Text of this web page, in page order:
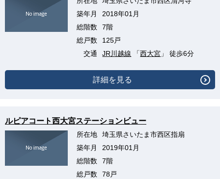
築年月
2018年01月
総階数
7階
総戸数
125戸
交通
JR川越線 「西大宮 」 徒歩6分
詳細を見る
ルピアコート西大宮ステーションビュー
所在地
埼玉県さいたま市西区指扇
築年月
2019年01月
総階数
7階
総戸数
78戸